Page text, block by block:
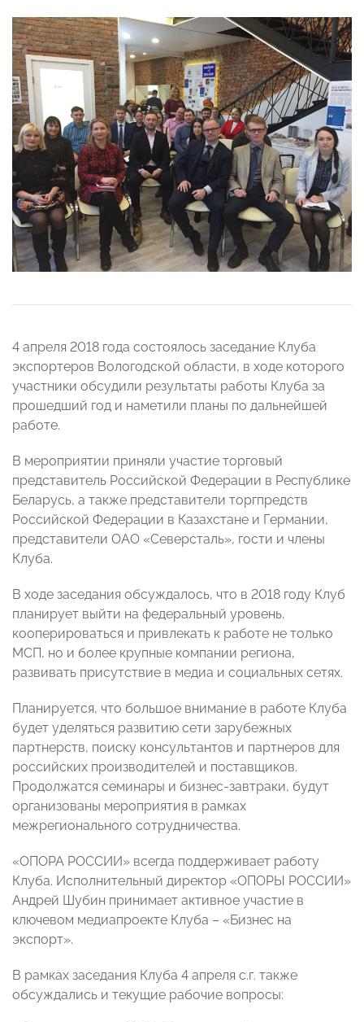
4 апреля 2018 года состоялось заседание Клуба
экспортеров Вологодской области, в ходе которого
участники обсудили результаты работы Клуба за
прошедший год и наметили планы по дальнейшей
работе.
В мероприятии приняли участие торговый
представитель Российской Федерации в Республике
Беларусь, а также представители торгпредств
Российской Федерации в Казахстане и Германии,
представители ОАО «Северсталь», гости и члены
Клуба.
В ходе заседания обсуждалось, что в 2018 году Клуб
планирует выйти на федеральный уровень,
кооперироваться и привлекать к работе не только
МСП, но и более крупные компании региона,
развивать присутствие в медиа и социальных сетях.
Планируется, что большое внимание в работе Клуба
будет уделяться развитию сети зарубежных
партнерств, поиску консультантов и партнеров для
российских производителей и поставщиков.
Продолжатся семинары и бизнес-завтраки, будут
организованы мероприятия в рамках
межрегионального сотрудничества.
«ОПОРА РОССИИ» всегда поддерживает работу
Клуба. Исполнительный директор «ОПОРЫ РОССИИ»
Андрей Шубин принимает активное участие в
ключевом медиапроекте Клуба – «Бизнес на
экспорт».
В рамках заседания Клуба 4 апреля с.г. также
обсуждались и текущие рабочие вопросы: